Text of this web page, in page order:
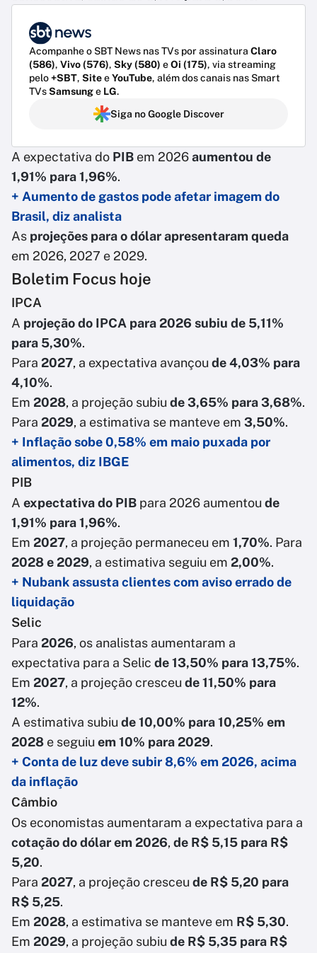
Acompanhe o SBT News nas TVs por assinatura Claro
(586), Vivo (576), Sky (580) eOi (175), via streaming
pelo+SBT, SiteeYouTube, além dos canais nas Smart
TVsSamsunge LG.
Siga no Google Discover
A expectativa do PIB em 2026aumentou de
1,91% para 1,96%.
+ Aumento de gastos pode afetar imagem do
Brasil, diz analista
As projeções para o dólar apresentaram queda
em 2026, 2027 e 2029.
Boletim Focus hoje
IPCA
A projeção do IPCA para 2026 subiu de 5,11%
para 5,30%.
Para 2027, a expectativa avançou de 4,03% para
4,10%.
Em 2028, a projeção subiu de 3,65% para 3,68%.
Para 2029, a estimativa se manteve em 3,50%.
+ Inflação sobe 0,58% em maio puxada por
alimentos, diz IBGE
PIB
A expectativa do PIB para 2026 aumentou de
1,91% para 1,96%.
Em 2027, a projeção permaneceu em 1,70%. Para
2028 e 2029, a estimativa seguiu em 2,00%.
+ Nubank assusta clientes com aviso errado de
liquidação
Selic
Para 2026, os analistas aumentaram a
expectativa para a Selic de 13,50% para 13,75%.
Em 2027, a projeção cresceu de 11,50% para
12%.
A estimativa subiu de 10,00% para 10,25% em
2028 e seguiu em 10% para 2029.
+ Conta de luz deve subir 8,6% em 2026, acima
da inflação
Câmbio
Os economistas aumentaram a expectativa para a
cotação do dólar em 2026, de R$ 5,15 para R$
5,20.
Para 2027, a projeção cresceu de R$ 5,20 para
R$ 5,25.
Em 2028, a estimativa se manteve em R$ 5,30.
Em 2029, a projeção subiu de R$ 5,35 para R$